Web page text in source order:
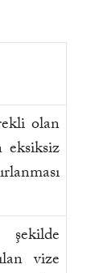
olan
eksiksiz
vize